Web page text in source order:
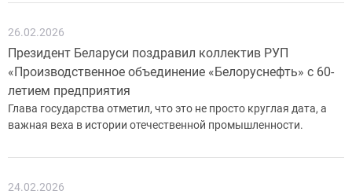
26.02.2026
Президент Беларуси поздравил коллектив РУП
«Производственное объединение «Белоруснефть» с 60-
летием предприятия
Глава государства отметил, что это не просто круглая дата, а
важная веха в истории отечественной промышленности.
24.02.2026